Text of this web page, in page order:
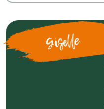
Giselle